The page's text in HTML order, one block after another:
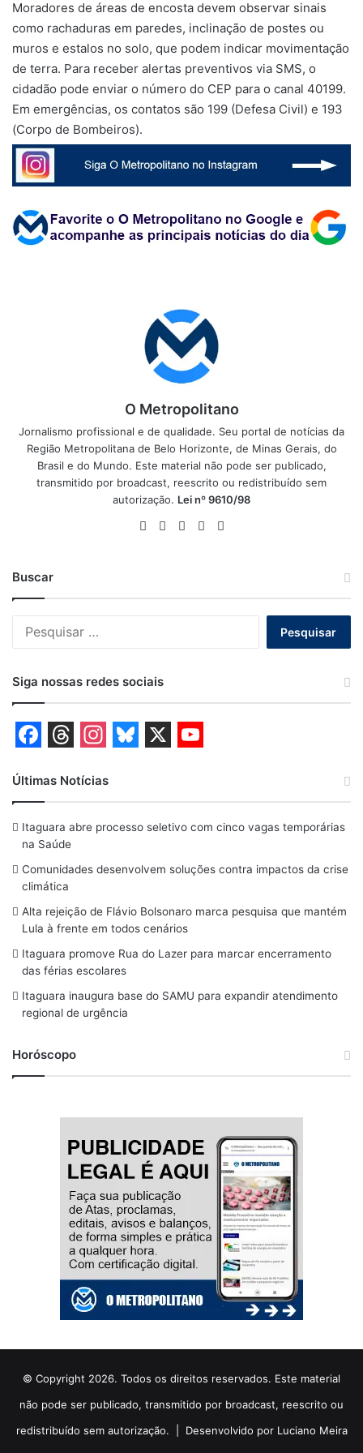
Moradores de áreas de encosta devem observar sinais
como rachaduras em paredes, inclinação de postes ou
muros e estalos no solo, que podem indicar movimentação
de terra. Para receber alertas preventivos via SMS, o
cidadão pode enviar o número do CEP para o canal 40199.
Em emergências, os contatos são 199 (Defesa Civil) e 193
(Corpo de Bombeiros).
O Metropolitano
Jornalismo profissional e de qualidade. Seu portal de notícias da
Região Metropolitana de Belo Horizonte, de Minas Gerais, do
Brasil e do Mundo. Este material não pode ser publicado,
transmitido por broadcast, reescrito ou redistribuído sem
autorização. Lei nº 9610/98
WebsiteFacebook
X YouTube
Buscar
Siga nossas redes sociais
a
c
e
b
o
o
k
h
r
e
a
d
s
n
s
t
a
r
a
m
u
e
s
y
u
T
u
e
Últimas Notícias
Itaguara abre processo seletivo com cinco vagas temporárias
na Saúde
Comunidades desenvolvem soluções contra impactos da crise
climática
Alta rejeição de Flávio Bolsonaro marca pesquisa que mantém
Lula à frente em todos cenários
Itaguara promove Rua do Lazer para marcar encerramento
das férias escolares
Itaguara inaugura base do SAMU para expandir atendimento
regional de urgência
Horóscopo
© Copyright 2026. Todos os direitos reservados. Este material
não pode ser publicado, transmitido por broadcast, reescrito ou
redistribuído sem autorização. | Desenvolvido por Luciano Meira